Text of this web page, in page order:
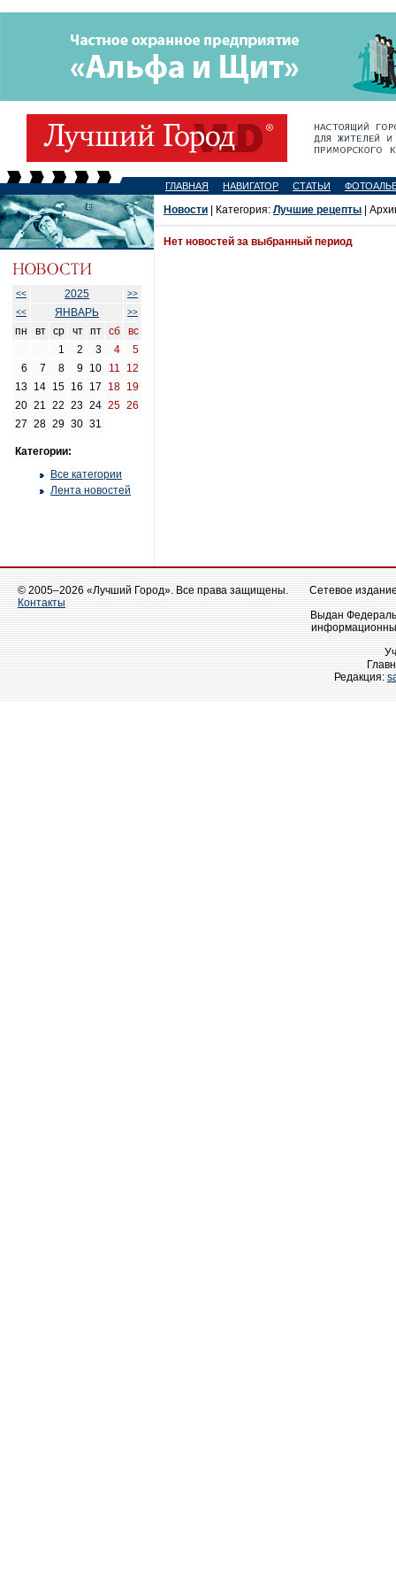
ГЛАВНАЯ НАВИГАТОР СТАТЬИ
<< 2025
>>
<<
ЯНВАРЬ >>
пн вт ср чт пт сб
вс
1
2 3 4
5
6
7 8 9 10 11
12
13 14 15 16 17 18 19
20 21 22 23 24 25 26
27 28 29 30 31
Категории:
Все категории
Лента новостей
Новости | Категория: Лучшие рецепты |
Нет новостей за выбранный период
© 2005–2026 «Лучший Город». Все права защищены.
Контакты
Сетевое
Выдан
Редакция: